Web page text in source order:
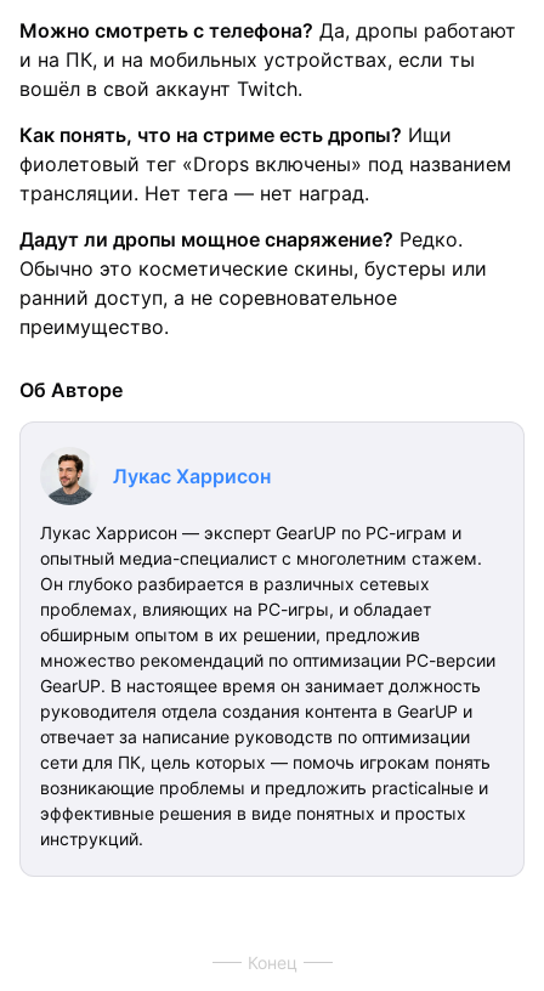
Можно смотреть с телефона? Да, дропы работают
и на ПК, и на мобильных устройствах, если ты
вошёл в свой аккаунт Twitch.
Как понять, что на стриме есть дропы? Ищи
фиолетовый тег «Drops включены» под названием
трансляции. Нет тега — нет наград.
Дадут ли дропы мощное снаряжение? Редко.
Обычно это косметические скины, бустеры или
ранний доступ, а не соревновательное
преимущество.
Об Авторе
Лукас Харрисон
Лукас Харрисон — эксперт GearUP по PC-играм и
опытный медиа-специалист с многолетним стажем.
Он глубоко разбирается в различных сетевых
проблемах, влияющих на PC-игры, и обладает
обширным опытом в их решении, предложив
множество рекомендаций по оптимизации PC-версии
GearUP. В настоящее время он занимает должность
руководителя отдела создания контента в GearUP и
отвечает за написание руководств по оптимизации
сети для ПК, цель которых — помочь игрокам понять
возникающие проблемы и предложить practicalные и
эффективные решения в виде понятных и простых
инструкций.
Конец